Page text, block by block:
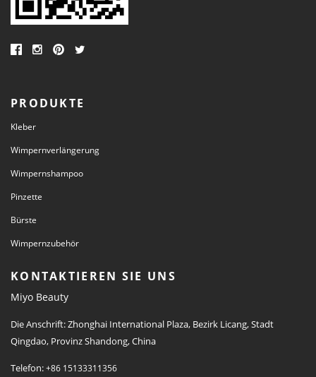
PRODUKTE
Kleber
Wimpernverlängerung
Wimpernshampoo
Pinzette
Bürste
Wimpernzubehör
KONTAKTIEREN SIE UNS
Miyo Beauty
Die Anschrift: Zhonghai International Plaza, Bezirk Licang, Stadt
Qingdao, Provinz Shandong, China
Telefon:+86 15133311356